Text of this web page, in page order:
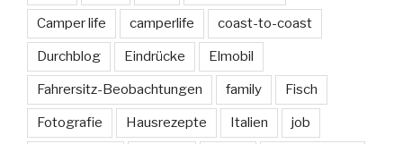
Camper life camperlife coast-to-coast
Durchblog Eindrücke Elmobil
Fahrersitz-Beobachtungen family Fisch
Fotografie Hausrezepte Italien job